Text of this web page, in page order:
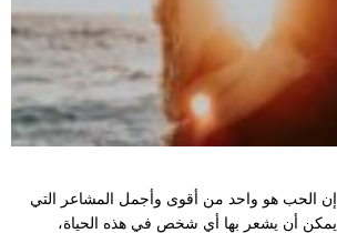
إن الحب هو واحد من أقوى وأجمل المشاعر التي
يمكن أن يشعر بها أي شخص في هذه الحياة،